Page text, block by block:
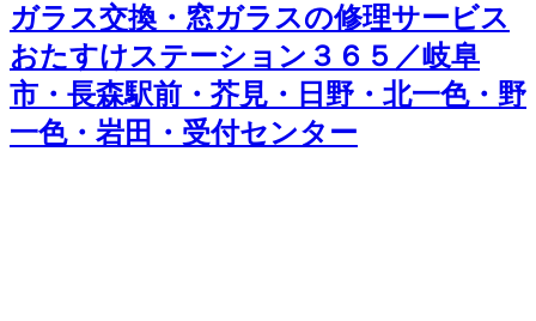
ガラス交換・窓ガラスの修理サービス
おたすけステーション３６５／岐阜
市・長森駅前・芥見・日野・北一色・野
一色・岩田・受付センター